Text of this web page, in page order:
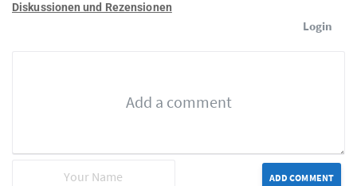
Diskussionen und Rezensionen
Login
ADD COMMENT